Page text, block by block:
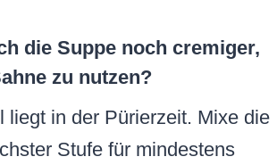
die Suppe noch cremiger,
zu nutzen?
liegt in der Pürierzeit. Mixe die
Stufe für mindestens